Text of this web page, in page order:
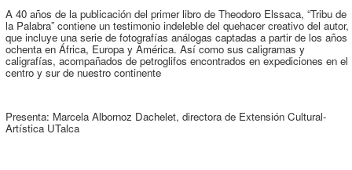
A 40 años de la publicación del primer libro de Theodoro Elssaca, “Tribu de
la Palabra” contiene un testimonio indeleble del quehacer creativo del autor,
que incluye una serie de fotografías análogas captadas a partir de los años
ochenta en África, Europa y América. Así como sus caligramas y
caligrafías, acompañados de petroglifos encontrados en expediciones en el
centro y sur de nuestro continente
Presenta: Marcela Albornoz Dachelet, directora de Extensión Cultural-
Artística UTalca